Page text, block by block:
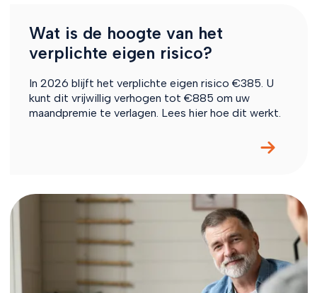
Wat is de hoogte van het
verplichte eigen risico?
In 2026 blijft het verplichte eigen risico €385. U
kunt dit vrijwillig verhogen tot €885 om uw
maandpremie te verlagen. Lees hier hoe dit werkt.